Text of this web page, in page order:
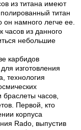
из титана имеют
титан
он намного легче ее.
часов из данного
небольшие
карбидов
изготовления
технология
браслеты часов,
Первой, кто
корпуса
Rado, выпустив